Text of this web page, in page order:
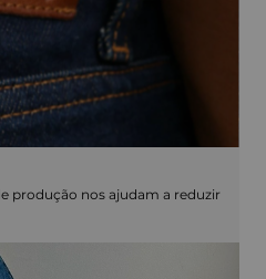
optamos por escolhas